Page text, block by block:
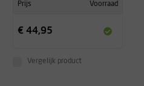
Prijs Voorraad
€ 44,95
Vergelijk product